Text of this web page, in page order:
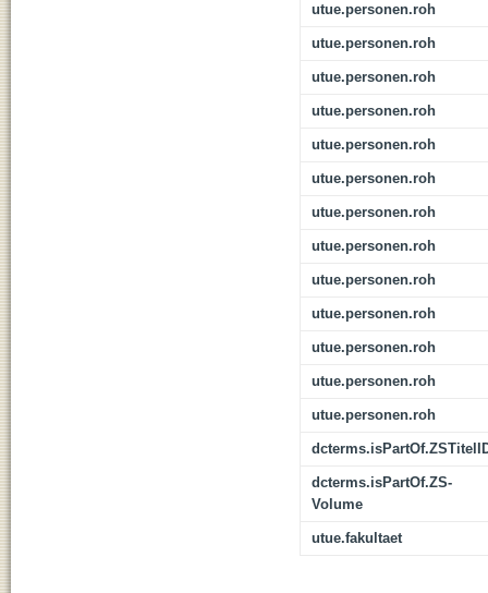
utue.personen.roh
utue.personen.roh
utue.personen.roh
utue.personen.roh
utue.personen.roh
utue.personen.roh
utue.personen.roh
utue.personen.roh
utue.personen.roh
utue.personen.roh
utue.personen.roh
utue.personen.roh
utue.personen.roh
dcterms.isPartOf.ZS-
Volume
utue.fakultaet